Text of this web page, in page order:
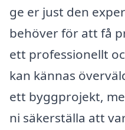
ge er just den
behöver för att få
ett professionellt
kan kännas
ett byggprojekt,
ni säkerställa att